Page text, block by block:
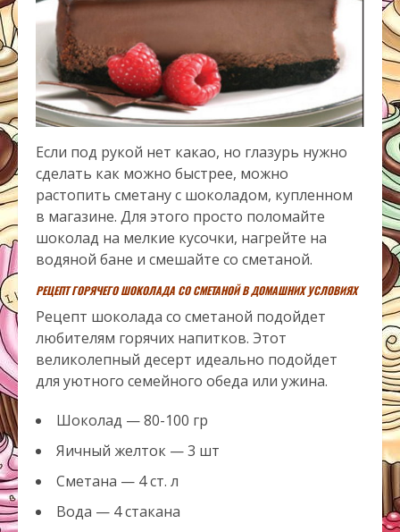
Если под рукой нет какао, но глазурь нужно
сделать как можно быстрее, можно
растопить сметану с шоколадом, купленном
в магазине. Для этого просто поломайте
шоколад на мелкие кусочки, нагрейте на
водяной бане и смешайте со сметаной.
РЕЦЕПТ ГОРЯЧЕГО ШОКОЛАДА СО СМЕТАНОЙ В ДОМАШНИХ УСЛОВИЯХ
Рецепт шоколада со сметаной подойдет
любителям горячих напитков. Этот
великолепный десерт идеально подойдет
для уютного семейного обеда или ужина.
Шоколад — 80-100 гр
Яичный желток — 3 шт
Сметана — 4 ст. л
Вода — 4 стакана